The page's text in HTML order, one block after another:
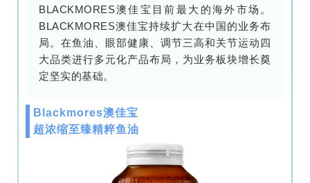
BLACKMORES澳佳宝目前最大的海外市场。
BLACKMORES澳佳宝持续扩大在中国的业务布
局。在鱼油、眼部健康、调节三高和关节运动四
大品类进行多元化产品布局，为业务板块增长奠
定坚实的基础。
Blackmores澳佳宝
超浓缩至臻精粹鱼油